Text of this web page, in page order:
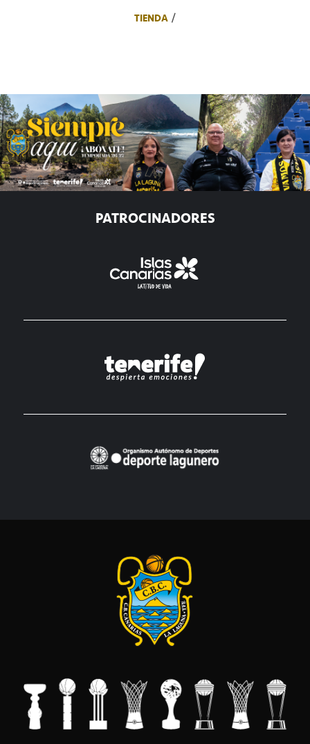
TIENDA
PATROCINADORES